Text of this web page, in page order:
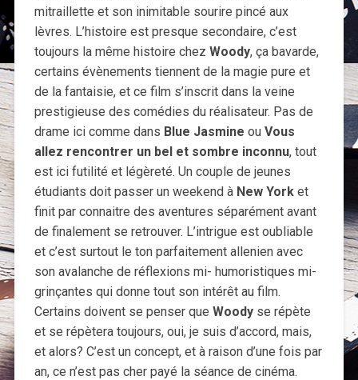
mitraillette et son inimitable sourire pincé aux
lèvres. L’histoire est presque secondaire, c’est
toujours la même histoire chez Woody, ça bavarde,
certains évènements tiennent de la magie pure et
de la fantaisie, et ce film s’inscrit dans la veine
prestigieuse des comédies du réalisateur. Pas de
drame ici comme dans Blue Jasmine ou Vous
allez rencontrer un bel et sombre inconnu, tout
est ici futilité et légèreté. Un couple de jeunes
étudiants doit passer un weekend à New Yorket
finit par connaitre des aventures séparément avant
de finalement se retrouver. L’intrigue est oubliable
et c’est surtout le ton parfaitement allenien avec
son avalanche de réflexions mi- humoristiques mi-
grinçantes qui donne tout son intérêt au film.
Certains doivent se penser que Woody se répète
et se répètera toujours, oui, je suis d’accord, mais,
et alors? C’est un concept, et à raison d’une fois par
an, ce n’est pas cher payé la séance de cinéma.